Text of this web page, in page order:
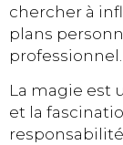
chercher à
plans
professionnel.
La magie est
et la